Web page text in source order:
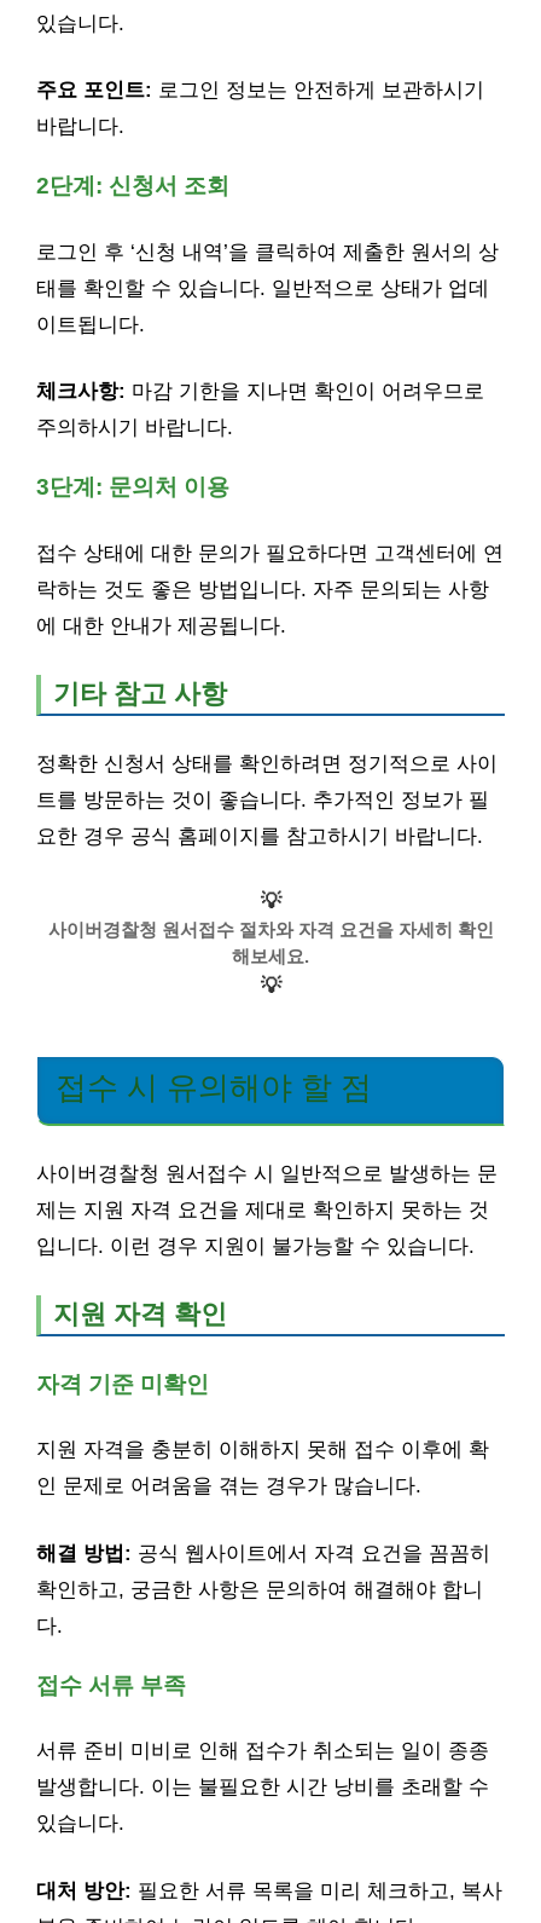
있습니다.
주요 포인트: 로그인 정보는 안전하게 보관하시기
바랍니다.
2단계: 신청서 조회
로그인 후 ‘신청 내역’을 클릭하여 제출한 원서의 상
태를 확인할 수 있습니다. 일반적으로 상태가 업데
이트됩니다.
체크사항: 마감 기한을 지나면 확인이 어려우므로
주의하시기 바랍니다.
3단계: 문의처 이용
접수 상태에 대한 문의가 필요하다면 고객센터에 연
락하는 것도 좋은 방법입니다. 자주 문의되는 사항
에 대한 안내가 제공됩니다.
기타 참고 사항
정확한 신청서 상태를 확인하려면 정기적으로 사이
트를 방문하는 것이 좋습니다. 추가적인 정보가 필
요한 경우 공식 홈페이지를 참고하시기 바랍니다.
💡
사이버경찰청 원서접수 절차와 자격 요건을 자세히 확인
해보세요.
💡
접수 시 유의해야 할 점
사이버경찰청 원서접수 시 일반적으로 발생하는 문
제는 지원 자격 요건을 제대로 확인하지 못하는 것
입니다. 이런 경우 지원이 불가능할 수 있습니다.
지원 자격 확인
자격 기준 미확인
지원 자격을 충분히 이해하지 못해 접수 이후에 확
인 문제로 어려움을 겪는 경우가 많습니다.
해결 방법: 공식 웹사이트에서 자격 요건을 꼼꼼히
확인하고, 궁금한 사항은 문의하여 해결해야 합니
다.
접수 서류 부족
서류 준비 미비로 인해 접수가 취소되는 일이 종종
발생합니다. 이는 불필요한 시간 낭비를 초래할 수
있습니다.
대처 방안: 필요한 서류 목록을 미리 체크하고, 복사